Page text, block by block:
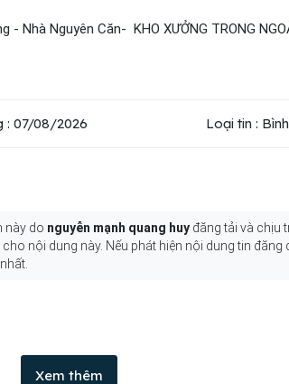
Nguyên Căn- KHO XƯỞNG TRONG
: 07/08/2026 Loại tin :
này do nguyễn mạnh quang huy đăng tải và chịu
nội dung này. Nếu phát hiện nội dung tin
Xem thêm